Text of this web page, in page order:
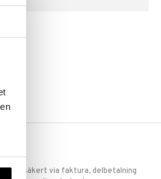
KÖP
& säkert via faktura, delbetalning